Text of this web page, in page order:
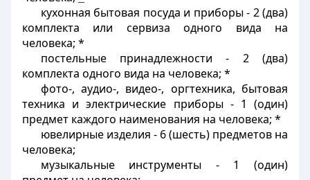
кухонная бытовая посуда и приборы - 2 (два)
комплекта или сервиза одного вида на
человека; *
постельные принадлежности - 2 (два)
комплекта одного вида на человека; *
фото-, аудио-, видео-, оргтехника, бытовая
техника и электрические приборы - 1 (один)
предмет каждого наименования на человека; *
ювелирные изделия - 6 (шесть) предметов на
человека;
музыкальные инструменты - 1 (один)